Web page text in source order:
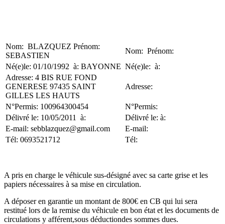
Nom: BLAZQUEZ Prénom:
SEBASTIEN
Nom: Prénom:
Né(e)le: 01/10/1992 à: BAYONNE Né(e)le: à:
Adresse: 4 BIS RUE FOND
GENERESE 97435 SAINT
GILLES LES HAUTS
Adresse:
N°Permis: 100964300454
N°Permis:
Délivré le: 10/05/2011 à:
Délivré le: à:
E-mail: sebblazquez@gmail.com
E-mail:
Tél: 0693521712
Tél:
A pris en charge le véhicule sus-désigné avec sa carte grise et les
papiers nécessaires à sa mise en circulation.
A déposer en garantie un montant de 800€ en CB qui lui sera
restitué lors de la remise du véhicule en bon état et les documents de
circulations y afférent,sous déductiondes sommes dues.